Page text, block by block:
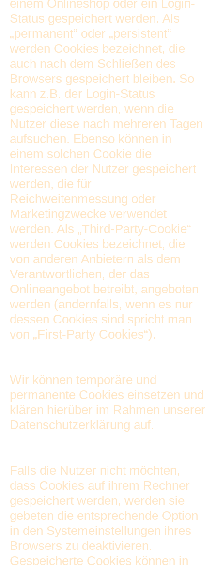
einem Onlineshop oder ein Login-
Status gespeichert werden. Als
„permanent“ oder „persistent“
werden Cookies bezeichnet, die
auch nach dem Schließen des
Browsers gespeichert bleiben. So
kann z.B. der Login-Status
gespeichert werden, wenn die
Nutzer diese nach mehreren Tagen
aufsuchen. Ebenso können in
einem solchen Cookie die
Interessen der Nutzer gespeichert
werden, die für
Reichweitenmessung oder
Marketingzwecke verwendet
werden. Als „Third-Party-Cookie“
werden Cookies bezeichnet, die
von anderen Anbietern als dem
Verantwortlichen, der das
Onlineangebot betreibt, angeboten
werden (andernfalls, wenn es nur
dessen Cookies sind spricht man
von „First-Party Cookies“).
Wir können temporäre und
permanente Cookies einsetzen und
klären hierüber im Rahmen unserer
Datenschutzerklärung auf.
Falls die Nutzer nicht möchten,
dass Cookies auf ihrem Rechner
gespeichert werden, werden sie
gebeten die entsprechende Option
in den Systemeinstellungen ihres
Browsers zu deaktivieren.
Gespeicherte Cookies können in